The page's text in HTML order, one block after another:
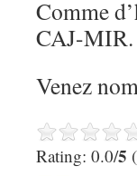
Comme
CAJ-MIR.
Venez
Rating: 0.0/5